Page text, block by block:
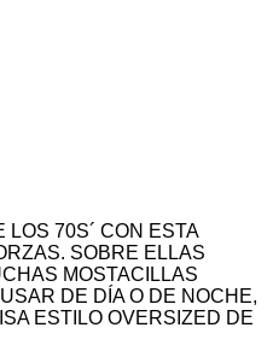
LOS 70S´ CON ESTA
SOBRE ELLAS
MOSTACILLAS
DE DÍA O DE NOCHE,
ESTILO OVERSIZED DE